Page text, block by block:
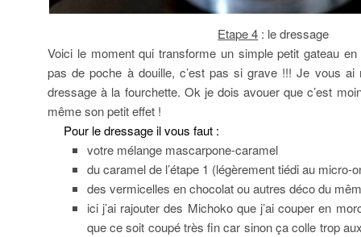
Etape 4 : le dressage
Voici le moment qui transforme un simple petit gateau
pas de poche à douille, c’est pas si grave !!! Je vous
dressage à la fourchette. Ok je dois avouer que c’est
même son petit effet !
Pour le dressage il vous faut :
votre mélange mascarpone-caramel
du caramel de l’étape 1 (légèrement tiédi au micro-
des vermicelles en chocolat ou autres déco du
ici j’ai rajouter des Michoko que j’ai couper en
que ce soit coupé très fin car sinon ça colle trop